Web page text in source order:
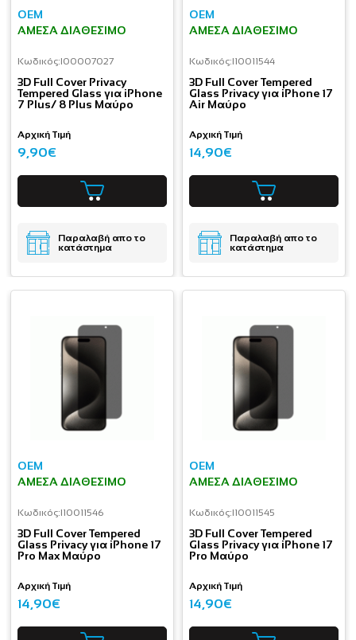
OEM
ΆΜΕΣΑ ΔΙΑΘΈΣΙΜΟ
Κωδικός:I00007027
3D Full Cover Privacy
Tempered Glass για iPhone
7 Plus/ 8 Plus Μαύρο
Αρχική Τιμή
9,90€
Παραλαβή απο το
κατάστημα
OEM
ΆΜΕΣΑ ΔΙΑΘΈΣΙΜΟ
Κωδικός:I10011544
3D Full Cover Tempered
Glass Privacy για iPhone 17
Air Μαύρο
Αρχική Τιμή
14,90€
Παραλαβή απο το
κατάστημα
OEM
ΆΜΕΣΑ ΔΙΑΘΈΣΙΜΟ
Κωδικός:I10011546
3D Full Cover Tempered
Glass Privacy για iPhone 17
Pro Max Μαύρο
Αρχική Τιμή
14,90€
OEM
ΆΜΕΣΑ ΔΙΑΘΈΣΙΜΟ
Κωδικός:I10011545
3D Full Cover Tempered
Glass Privacy για iPhone 17
Pro Μαύρο
Αρχική Τιμή
14,90€